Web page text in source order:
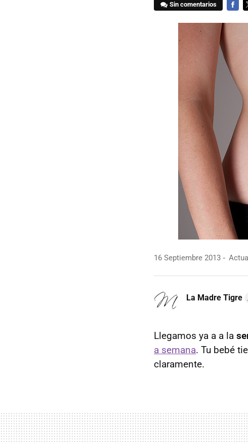
Sin comentarios
16 Septiembre 2013
La Madre Tigre
Llegamos ya a a la
a semana. Tu bebé
claramente.